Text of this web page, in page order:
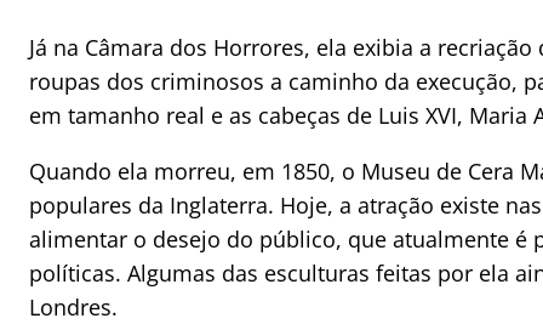
Já na Câmara dos Horrores, ela exibia a
roupas dos criminosos a caminho da execução,
em tamanho real e as cabeças de Luis XVI, Maria
Quando ela morreu, em 1850, o Museu de Cera
populares da Inglaterra. Hoje, a atração existe
alimentar o desejo do público, que atualmente é
políticas. Algumas das esculturas feitas por ela
Londres.